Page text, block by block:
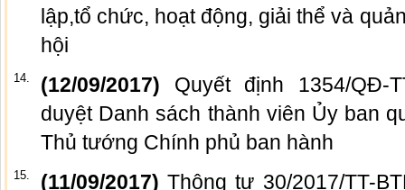
lập,tổ chức, hoạt động, giải thể và
hội
14. (12/09/2017) Quyết định 1354/QĐ-
duyệt Danh sách thành viên Ủy ban
Thủ tướng Chính phủ ban hành
15. (11/09/2017) Thông tư 30/2017/TT-